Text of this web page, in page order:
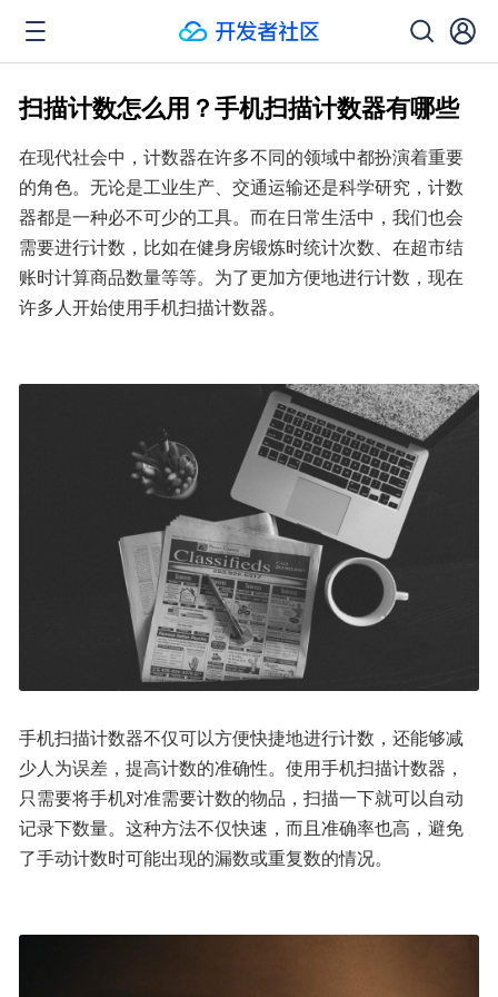
扫描计数怎么用？手机扫描计数器有哪些
在现代社会中，计数器在许多不同的领域中都扮演着重要
的角色。无论是工业生产、交通运输还是科学研究，计数
器都是一种必不可少的工具。而在日常生活中，我们也会
需要进行计数，比如在健身房锻炼时统计次数、在超市结
账时计算商品数量等等。为了更加方便地进行计数，现在
许多人开始使用手机扫描计数器。
手机扫描计数器不仅可以方便快捷地进行计数，还能够减
少人为误差，提高计数的准确性。使用手机扫描计数器，
只需要将手机对准需要计数的物品，扫描一下就可以自动
记录下数量。这种方法不仅快速，而且准确率也高，避免
了手动计数时可能出现的漏数或重复数的情况。